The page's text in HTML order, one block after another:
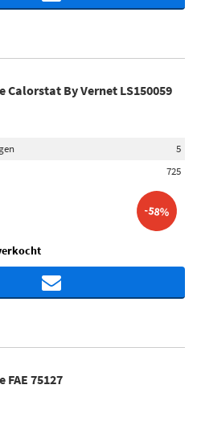
Calorstat By Vernet LS150059
5
725
-58%
75127